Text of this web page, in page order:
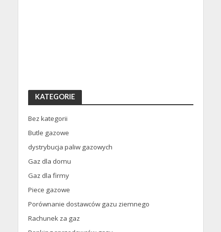
KATEGORIE
Bez kategorii
Butle gazowe
dystrybucja paliw gazowych
Gaz dla domu
Gaz dla firmy
Piece gazowe
Porównanie dostawców gazu ziemnego
Rachunek za gaz